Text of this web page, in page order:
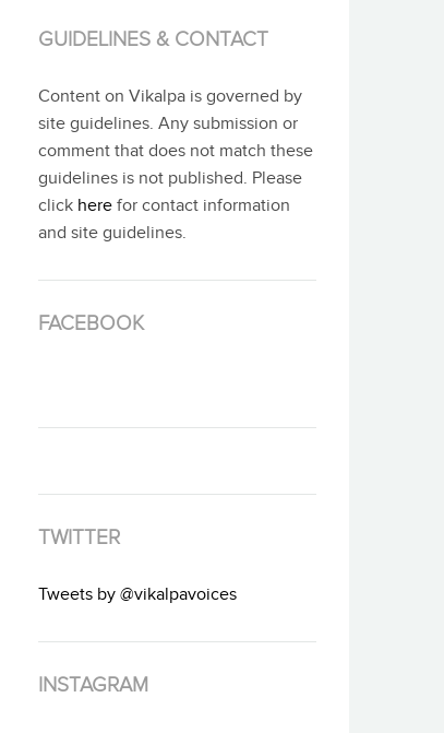
GUIDELINES & CONTACT
Content on Vikalpa is governed by
site guidelines. Any submission or
comment that does not match these
guidelines is not published. Please
click here for contact information
and site guidelines.
FACEBOOK
TWITTER
Tweets by @vikalpavoices
INSTAGRAM